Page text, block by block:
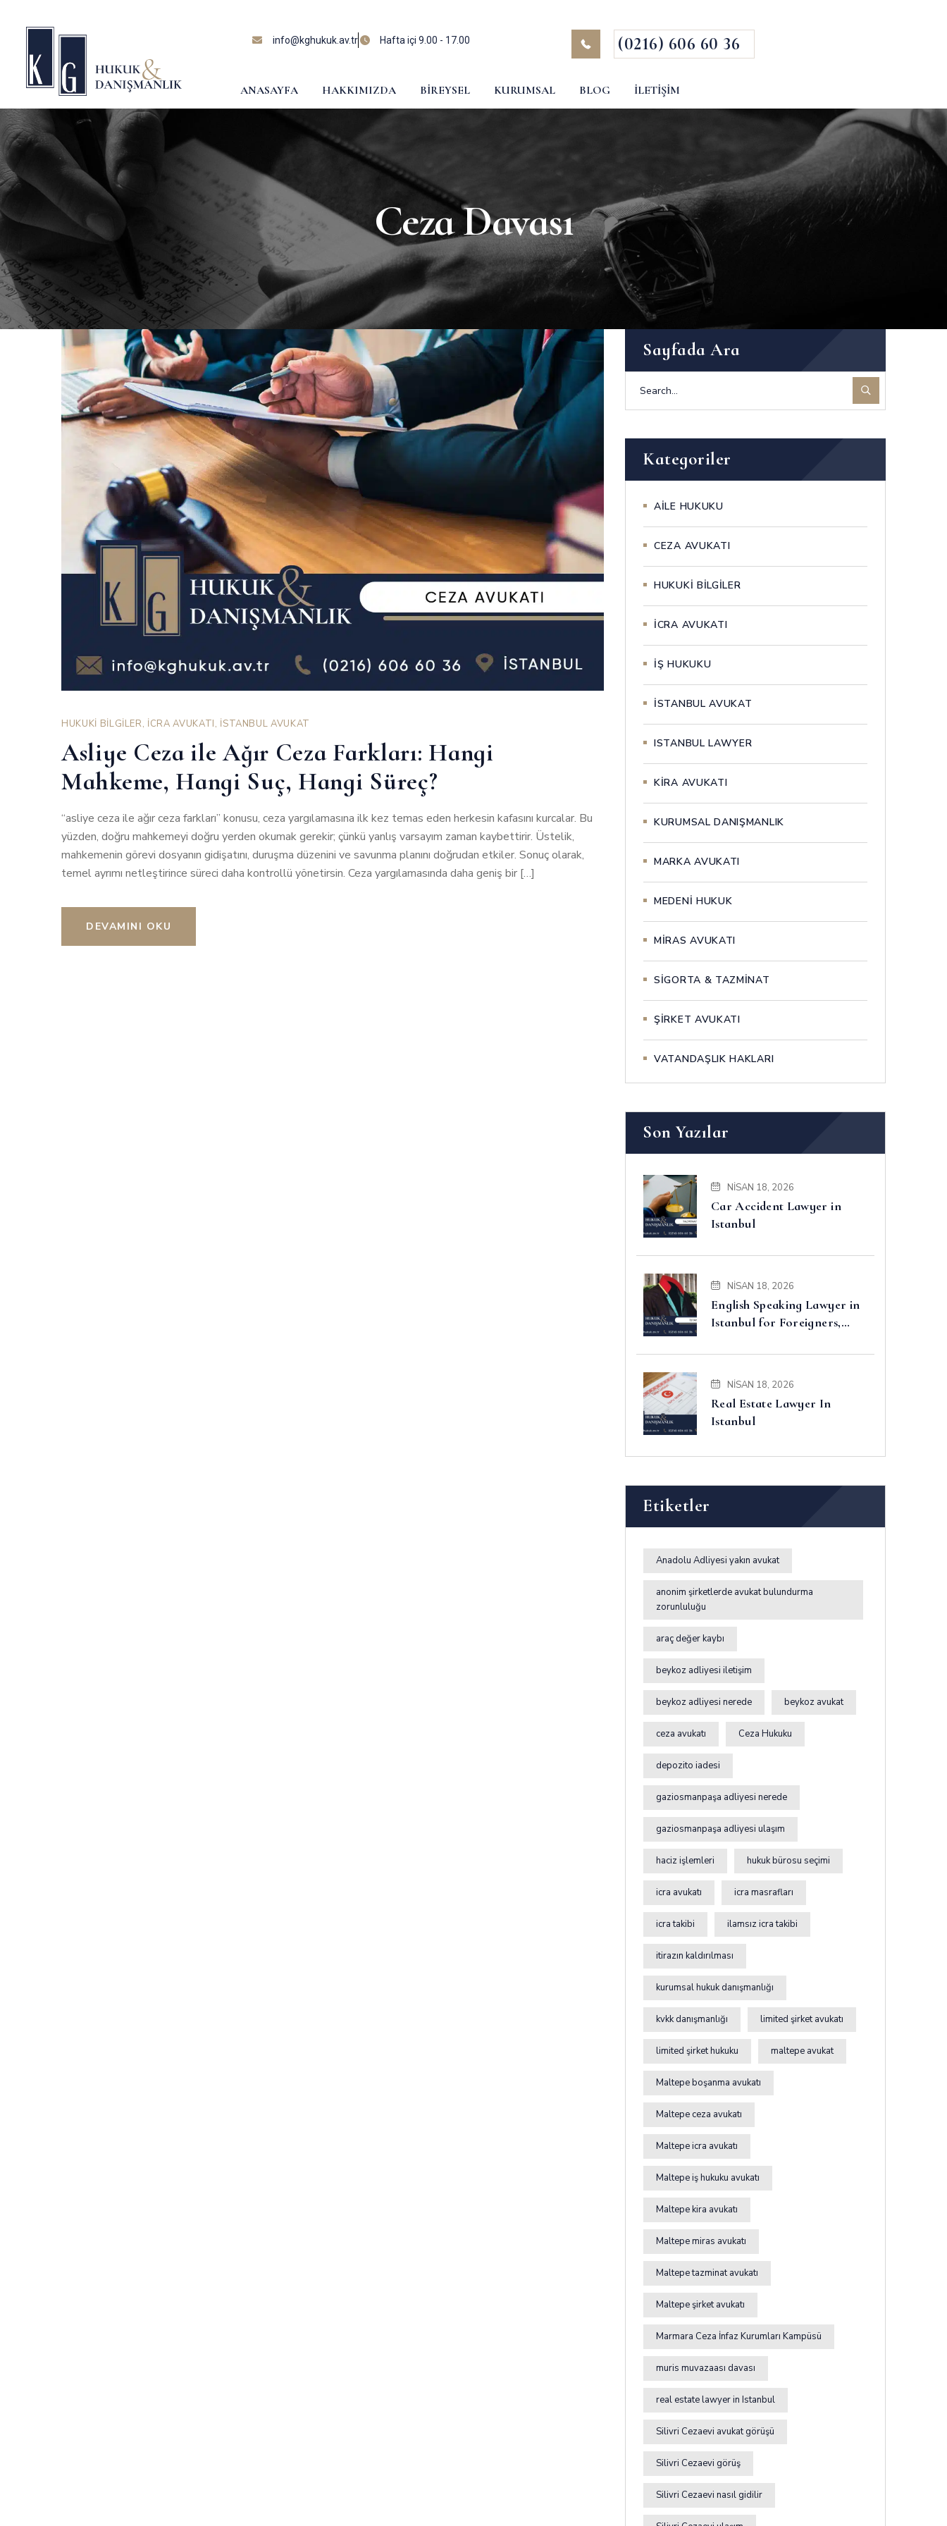
info@kghukuk.av.tr Hafta içi 9.00 - 17.00 (0216) 606 60 36
ANASAYFA HAKKIMIZDA BIREYSEL KURUMSAL BLOG İLETIŞIM
Ceza Davası
HUKUKİ BİLGİLER, İCRA AVUKATI, İSTANBUL AVUKAT
Asliye Ceza ile Ağır Ceza Farkları: Hangi
Mahkeme, Hangi Suç, Hangi Süreç?
“asliye ceza ile ağır ceza farkları” konusu, ceza yargılamasına ilk kez temas eden herkesin kafasını kurcalar. Bu
yüzden, doğru mahkemeyi doğru yerden okumak gerekir; çünkü yanlış varsayım zaman kaybettirir. Üstelik,
mahkemenin görevi dosyanın gidişatını, duruşma düzenini ve savunma planını doğrudan etkiler. Sonuç olarak,
temel ayrımı netleştirince süreci daha kontrollü yönetirsin. Ceza yargılamasında daha geniş bir […]
DEVAMINI OKU
Sayfada Ara
Kategoriler
AİLE HUKUKU
CEZA AVUKATI
HUKUKİ BİLGİLER
İCRA AVUKATI
İŞ HUKUKU
İSTANBUL AVUKAT
ISTANBUL LAWYER
KİRA AVUKATI
KURUMSAL DANIŞMANLIK
MARKA AVUKATI
MEDENİ HUKUK
MİRAS AVUKATI
SİGORTA & TAZMİNAT
ŞİRKET AVUKATI
VATANDAŞLIK HAKLARI
Son Yazılar
NISAN 18, 2026
Car Accident Lawyer in
Istanbul
NISAN 18, 2026
English Speaking Lawyer in
Istanbul for Foreigners,
Disputes
NISAN 18, 2026
Real Estate Lawyer In
Istanbul
Etiketler
Anadolu Adliyesi yakın avukat
anonim şirketlerde avukat bulundurma
zorunluluğu
araç değer kaybı
beykoz adliyesi iletişim
beykoz adliyesi nerede beykoz avukat
ceza avukatı Ceza Hukuku
depozito iadesi
gaziosmanpaşa adliyesi nerede
gaziosmanpaşa adliyesi ulaşım
haciz işlemleri hukuk bürosu seçimi
icra avukatı icra masrafları
icra takibi ilamsız icra takibi
itirazın kaldırılması
kurumsal hukuk danışmanlığı
kvkk danışmanlığı limited şirket avukatı
limited şirket hukuku maltepe avukat
Maltepe boşanma avukatı
Maltepe ceza avukatı
Maltepe icra avukatı
Maltepe iş hukuku avukatı
Maltepe kira avukatı
Maltepe miras avukatı
Maltepe tazminat avukatı
Maltepe şirket avukatı
Marmara Ceza İnfaz Kurumları Kampüsü
muris muvazaası davası
real estate lawyer in Istanbul
Silivri Cezaevi avukat görüşü
Silivri Cezaevi görüş
Silivri Cezaevi nasıl gidilir